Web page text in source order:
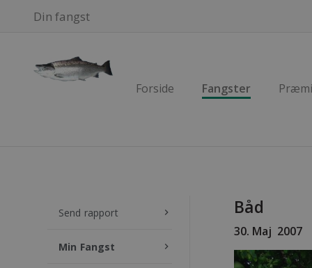
Din fangst
Forside Fangster
Send rapport keyboard_arrow_right
Min Fangst keyboard_arrow_right
Båd
30. Maj 2007